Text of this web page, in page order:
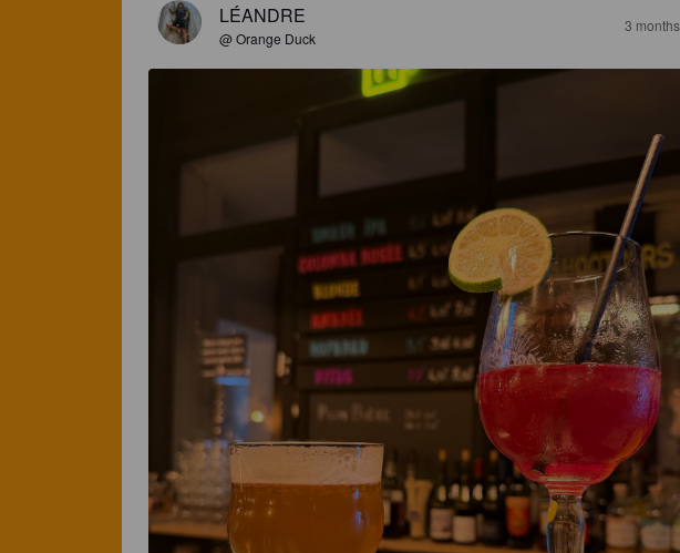
LÉANDRE
@ Orange Duck
3